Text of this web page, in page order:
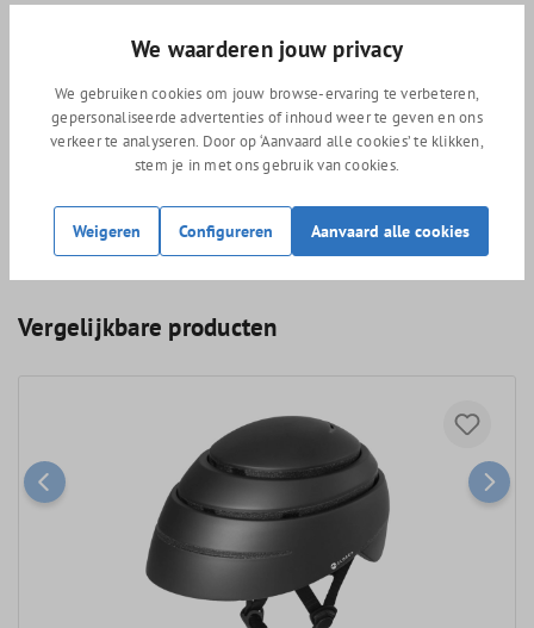
Lichtgewicht: 285 gram
Geschikt voor paardenstaarten, beschikbaar in S, M en L
Bestel de MET Allroad bij Rullens Fietsen
Wil je jouw fiets voorzien van een veelzijdige helm die op elk
type rit inzetbaar is? Bestel de MET Allroad eenvoudig via onze
helpen je graag bij het kiezen van de juiste helm voor jouw fiets.
Vergelijkbare producten
We waarderen jouw privacy
We gebruiken cookies om jouw browse-ervaring te verbeteren,
gepersonaliseerde advertenties of inhoud weer te geven en ons
verkeer te analyseren. Door op ‘Aanvaard alle cookies’ te klikken,
stem je in met ons gebruik van cookies.
Weigeren Configureren Aanvaard alle cookies